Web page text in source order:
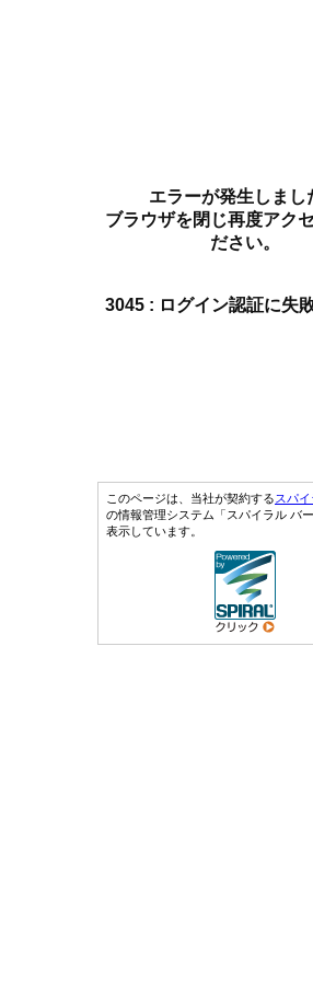
エラーが発生しまし
ブラウザを閉じ再度アク
ださい。
3045 : ログイン認証に失
このページは、当社が契約するスパ
の情報管理システム「スパイラル バ
表示しています。